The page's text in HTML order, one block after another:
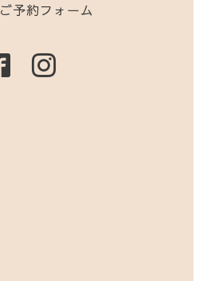
ご予約フォーム